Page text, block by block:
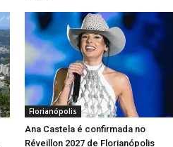
Florianópolis
Ana Castela é confirmada no
Réveillon 2027 de Florianópolis